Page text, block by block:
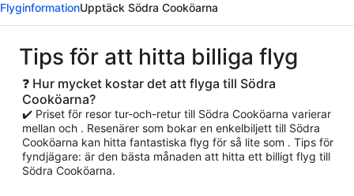
FlyginformationUpptäck Södra Cooköarna
Tips för att hitta billiga flyg
❓ Hur mycket kostar det att flyga till Södra
Cooköarna?
✔️ Priset för resor tur-och-retur till Södra Cooköarna varierar
mellan och . Resenärer som bokar en enkelbiljett till Södra
Cooköarna kan hitta fantastiska flyg för så lite som . Tips för
fyndjägare: är den bästa månaden att hitta ett billigt flyg till
Södra Cooköarna.